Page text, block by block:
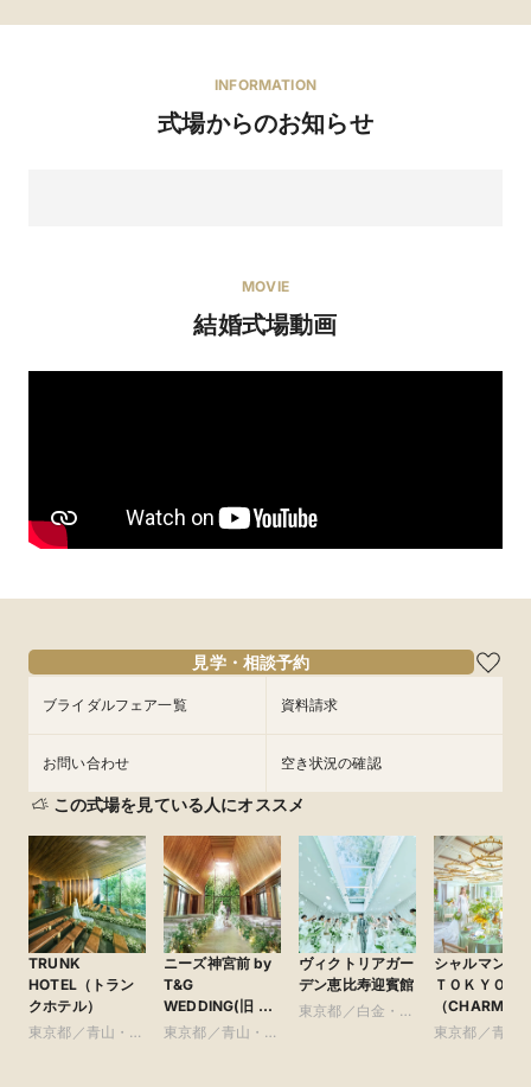
まで多種多様。気分のあがるデザートで最後の最後まで
専属のパティシエがいるからこそ細部まで拘れます。
料理料金
14,300円〜27,500円
頂けます。甘いものが好きな方、あまり得意じゃない
方、お酒がお好きな方にもおすすめ♪
くるお料理が楽しみでわくわくします。
ニュー
もちろんアレンジも可能♪
おふたりの出身地の食材やお父さんが育てたお野菜をお
料理の中にいれることもできます。お料理でおもてなし
をしたいふたりにぴったり。
オススメ演出
おふたりが育てたお野菜を当日ゲストへお召し上がり頂
くこともできます。
アレルギー対応
INFORMATION
式場からのお知らせ
料理重視の方にお勧め☆五感で味わうA4和牛試食＆5
大特典BIGフェア！ 来店は今週末がおすすめ！お見逃
人気のウェディングドレス＆タキシードを特別価格で
ご用意！
人気ドレスショップのウェディングドレス＆タキシードを最大
38万円分プレゼント
MOVIE
結婚式場動画
見学・相談予約
ブライダルフェア一覧 資料請求
お問い合わせ 空き状況の確認
この式場を見ている人にオススメ
TRUNK
HOTEL（トラン
クホテル）
東京都／青山・表
ニーズ神宮前 by
T&G
WEDDING(旧 ア
ルモニーソルーナ
東京都／青山・表
ヴィクトリアガー
デン恵比寿迎賓館
東京都／白金・恵
シャルマンシ
ＴＯＫＹＯ
（
SCENA
東京都／青山